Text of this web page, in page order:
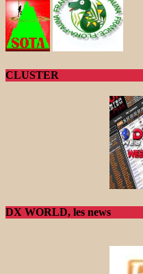
CLUSTER
DX WORLD, les news